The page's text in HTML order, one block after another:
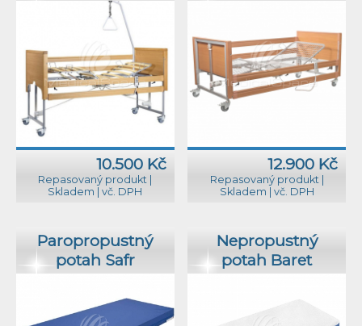
10.500 Kč
Repasovaný produkt
Skladem
vč. DPH
12.900 Kč
Repasovaný produkt
Skladem
vč. DPH
Paropropustný
potah Safr
Nepropustný
potah Baret